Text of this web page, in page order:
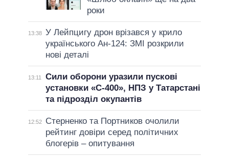
роки
13:38 У Лейпцигу дрон врізався у крило
українського Ан-124: ЗМІ розкрили
нові деталі
13:11
Сили оборони уразили пускові
установки «С-400», НПЗ у Татарстані
та підрозділ окупантів
12:52
Стерненко та Портников очолили
рейтинг довіри серед політичних
блогерів – опитування